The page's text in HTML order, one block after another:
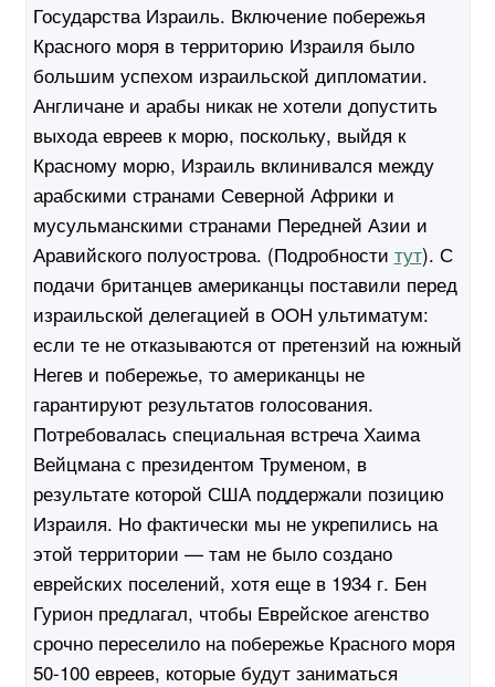
Государства Израиль. Включение побережья
Красного моря в территорию Израиля было
большим успехом израильской дипломатии.
Англичане и арабы никак не хотели допустить
выхода евреев к морю, поскольку, выйдя к
Красному морю, Израиль вклинивался между
арабскими странами Северной Африки и
мусульманскими странами Передней Азии и
Аравийского полуострова. (Подробности тут). С
подачи британцев американцы поставили перед
израильской делегацией в ООН ультиматум:
если те не отказываются от претензий на южный
Негев и побережье, то американцы не
гарантируют результатов голосования.
Потребовалась специальная встреча Хаима
Вейцмана с президентом Труменом, в
результате которой США поддержали позицию
Израиля. Но фактически мы не укрепились на
этой территории — там не было создано
еврейских поселений, хотя еще в 1934 г. Бен
Гурион предлагал, чтобы Еврейское агенство
срочно переселило на побережье Красного моря
50-100 евреев, которые будут заниматься